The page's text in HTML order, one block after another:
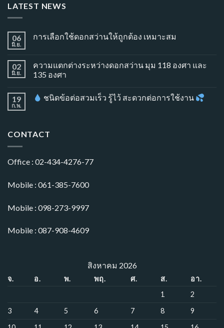
LATEST NEWS
06
มิ.ย.
การเลือกใช้ดอกสว่านให้ถูกต้อง เหมาะสม
02
มิ.ย.
ความแตกต่างระหว่างดอกสว่าน มุม 118 องศา และ
135 องศา
19
ก.พ.
ชนิดข้อต่อสวมเร็ว รู้ไว้ สะดวกต่อการใช้งาน
CONTACT
Office : 02-434-4276-77
Mobile : 061-385-7600
Mobile : 098-273-9997
Mobile : 087-908-4609
สิงหาคม 2026
จ. อ. พ. พฤ. ศ. ส.
อา.
1
2
3
4 5 6 7 8
9